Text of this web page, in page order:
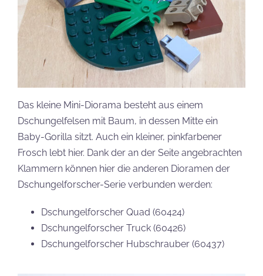
Das kleine Mini-Diorama besteht aus einem
Dschungelfelsen mit Baum, in dessen Mitte ein
Baby-Gorilla sitzt. Auch ein kleiner, pinkfarbener
Frosch lebt hier. Dank der an der Seite angebrachten
Klammern können hier die anderen Dioramen der
Dschungelforscher-Serie verbunden werden:
Dschungelforscher Quad (60424)
Dschungelforscher Truck (60426)
Dschungelforscher Hubschrauber (60437)